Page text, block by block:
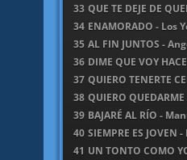
33 QUE TE DEJE DE
34 ENAMORADO - Los
35 AL FIN JUNTOS -
36 DIME QUE VOY
37 QUIERO TENERTE
38 QUIERO
39 BAJARÉ AL RÍO -
40 SIEMPRE ES JOVEN
41 UN TONTO COMO